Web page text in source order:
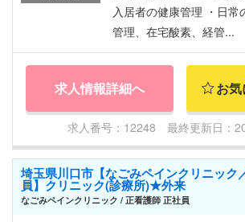
入居者の健康管理 ・日常
管理、在宅酸素、経管...
求人情報詳細へ お
求人番号：12248 最終更新日：
埼玉県川口市【なごみペインクリニック
員】クリニック(診療所)★外来
なごみペインクリニック / 正看護師 正社員